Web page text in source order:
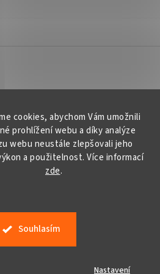
cookies, abychom Vám umožnili
prohlížení webu a díky analýze
webu neustále zlepšovali jeho
a použitelnost. Více informací
zde.
Souhlasím
Nastavení
Kontakt
prodej@ gardentech.cz
+420 548 531 294
+420 777 228 328